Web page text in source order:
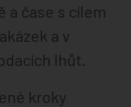
a čase s cílem
a v
lhůt.
kroky